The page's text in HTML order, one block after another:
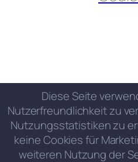
Diese Seite
Nutzerfreundlichkeit zu
Nutzungsstatistiken zu
keine Cookies für
weiteren Nutzung der